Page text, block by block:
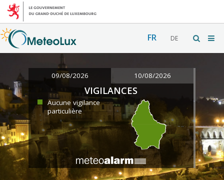
FR DE
09/08/2026 10/08/2026
VIGILANCES
Aucune vigilance
particulière